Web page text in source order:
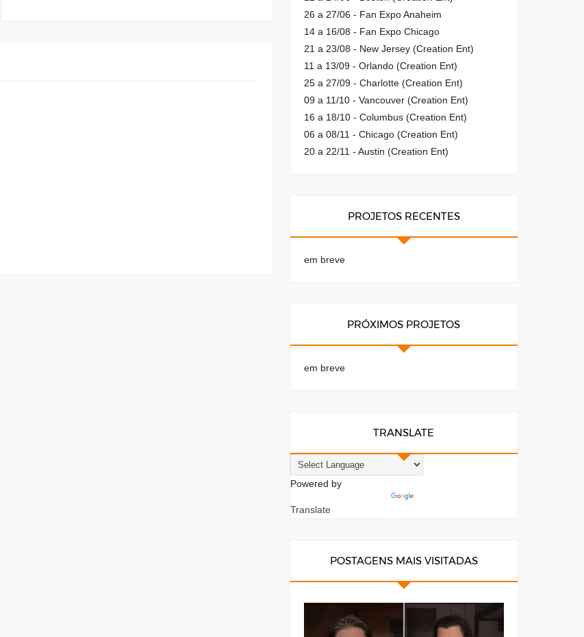
26 a 27/06 - Fan Expo Anaheim
14 a 16/08 - Fan Expo Chicago
21 a 23/08 - New Jersey (Creation Ent)
11 a 13/09 - Orlando (Creation Ent)
25 a 27/09 - Charlotte (Creation Ent)
09 a 11/10 - Vancouver (Creation Ent)
16 a 18/10 - Columbus (Creation Ent)
06 a 08/11 - Chicago (Creation Ent)
20 a 22/11 - Austin (Creation Ent)
PROJETOS RECENTES
em breve
PRÓXIMOS PROJETOS
em breve
TRANSLATE
Powered by
Translate
POSTAGENS MAIS VISITADAS